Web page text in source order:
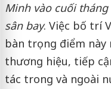
Minh vào cuối
sân bay. Việc bố trí
bàn trọng điểm này
thương hiệu, tiếp
tác trong và ngoài